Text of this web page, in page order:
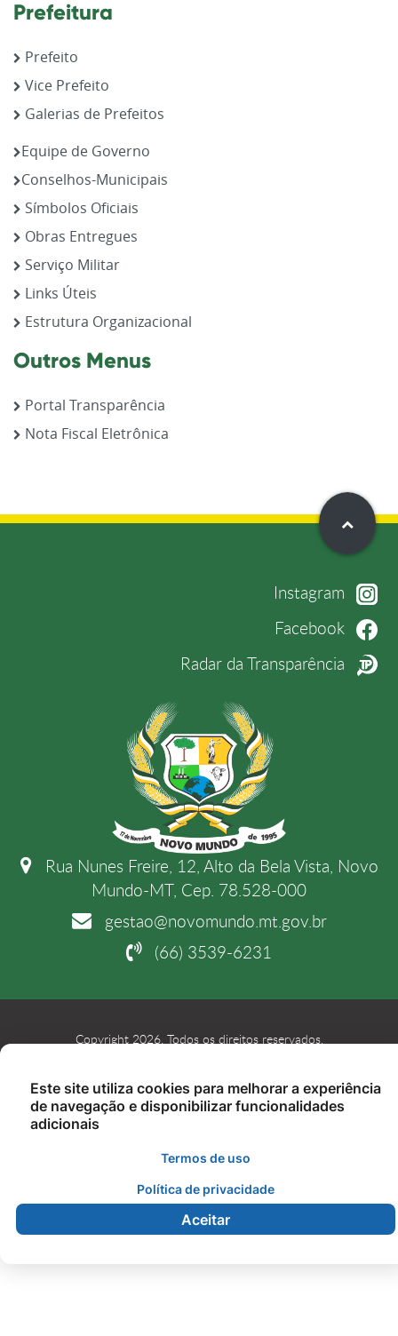
Prefeitura
Prefeito
Vice Prefeito
Galerias de Prefeitos
Equipe de Governo
Conselhos-Municipais
Símbolos Oficiais
Obras Entregues
Serviço Militar
Links Úteis
Estrutura Organizacional
Outros Menus
Portal Transparência
Nota Fiscal Eletrônica
Instagram
Facebook
Radar da Transparência
Rua Nunes Freire, 12, Alto da Bela Vista, Novo
Mundo-MT, Cep. 78.528-000
gestao@novomundo.mt.gov.br
(66) 3539-6231
Copyright 2026. Todos os direitos reservados.
Este site utiliza cookies para melhorar a experiência
de navegação e disponibilizar funcionalidades
adicionais
Termos de uso
Política de privacidade
Aceitar